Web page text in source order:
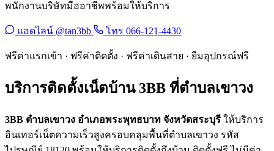
พนักงานบริษัทมืออาชีพพร้อมให้บริการ
แอดไลน์ @tan3bb โทร 066-121-4430
ฟรีค่าแรกเข้า · ฟรีค่าติดตั้ง · ฟรีค่าเดินสาย · ยืมอุปกรณ์ฟรี
บริการติดตั้งเน็ตบ้าน 3BB ที่ตำบลเขาวง
3BB ตำบลเขาวง อำเภอพระพุทธบาท จังหวัดสระบุรี ให้บริการ
อินเทอร์เน็ตความเร็วสูงครอบคลุมพื้นที่ตำบลเขาวง รหัส